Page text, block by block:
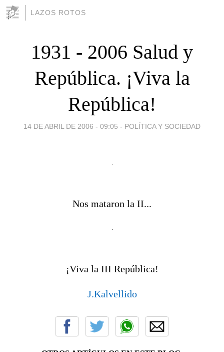
LAZOS ROTOS
1931 - 2006 Salud y
República. ¡Viva la
República!
14 DE ABRIL DE 2006 - 09:05 - POLÍTICA Y SOCIEDAD
Nos mataron la II...
¡Viva la III República!
J.Kalvellido